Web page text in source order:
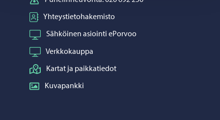
Yhteystietohakemisto
Sähköinen asiointi ePorvoo
Verkkokauppa
Kartat ja paikkatiedot
Kuvapankki